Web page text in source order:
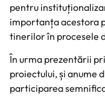
pentru
importanța acestora
tinerilor în procesele
În urma prezentării
proiectului, și anume
participarea